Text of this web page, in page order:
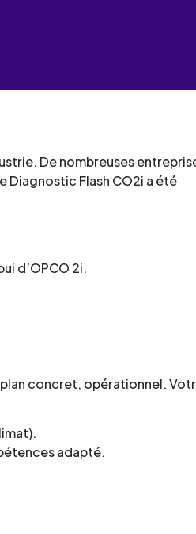
De nombreuses
Diagnostic Flash CO2i a été
d’OPCO 2i.
concret, opérationnel.
adapté.